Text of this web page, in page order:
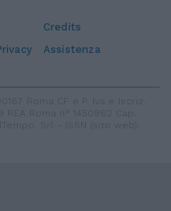
Credits
Assistenza